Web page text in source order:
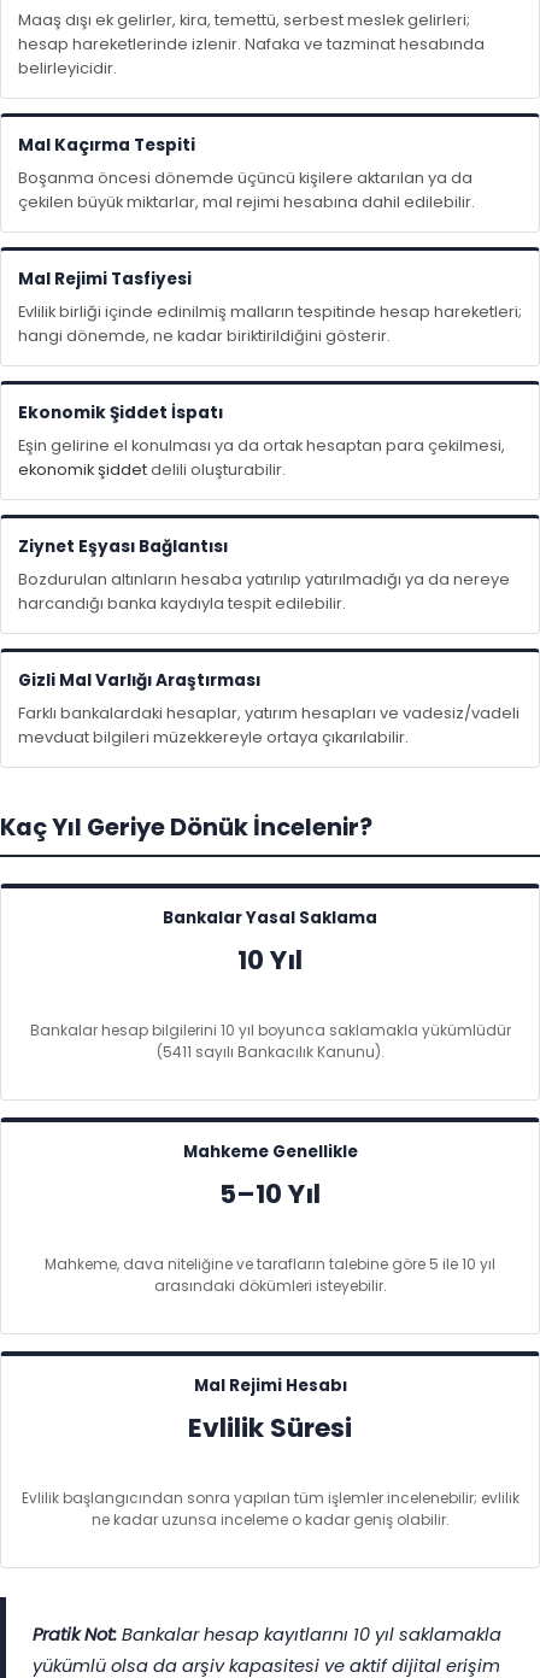
Maaş dışı ek gelirler, kira, temettü, serbest meslek gelirleri;
hesap hareketlerinde izlenir. Nafaka ve tazminat hesabında
belirleyicidir.
Mal Kaçırma Tespiti
Boşanma öncesi dönemde üçüncü kişilere aktarılan ya da
çekilen büyük miktarlar, mal rejimi hesabına dahil edilebilir.
Mal Rejimi Tasfiyesi
Evlilik birliği içinde edinilmiş malların tespitinde hesap hareketleri;
hangi dönemde, ne kadar biriktirildiğini gösterir.
Ekonomik Şiddet İspatı
Eşin gelirine el konulması ya da ortak hesaptan para çekilmesi,
ekonomik şiddetdelili oluşturabilir.
Ziynet Eşyası Bağlantısı
Bozdurulan altınların hesaba yatırılıp yatırılmadığı ya da nereye
harcandığı banka kaydıyla tespit edilebilir.
Gizli Mal Varlığı Araştırması
Farklı bankalardaki hesaplar, yatırım hesapları ve vadesiz/vadeli
mevduat bilgileri müzekkereyle ortaya çıkarılabilir.
Kaç Yıl Geriye Dönük İncelenir?
Bankalar Yasal Saklama
10 Yıl
Bankalar hesap bilgilerini 10 yıl boyunca saklamakla yükümlüdür
(5411 sayılı Bankacılık Kanunu).
Mahkeme Genellikle
5–10 Yıl
Mahkeme, dava niteliğine ve tarafların talebine göre 5 ile 10 yıl
arasındaki dökümleri isteyebilir.
Mal Rejimi Hesabı
Evlilik Süresi
Evlilik başlangıcından sonra yapılan tüm işlemler incelenebilir; evlilik
ne kadar uzunsa inceleme o kadar geniş olabilir.
Pratik Not: Bankalar hesap kayıtlarını 10 yıl saklamakla
yükümlü olsa da arşiv kapasitesi ve aktif dijital erişim